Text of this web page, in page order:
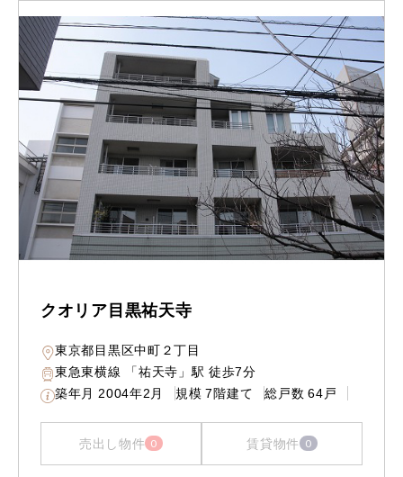
クオリア目黒祐天寺
東京都目黒区中町２丁目
東急東横線 「祐天寺」駅 徒歩7分
築年月 2004年2月 規模 7階建て 総戸数 64戸
売出し物件 0 賃貸物件 0